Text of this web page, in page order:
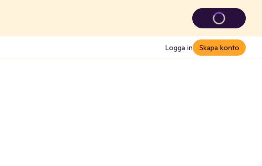
Logga in Skapa konto